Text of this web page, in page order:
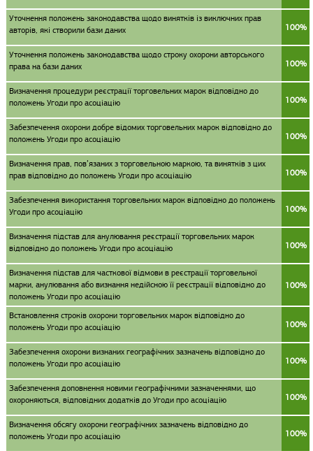
Уточнення положень законодавства щодо винятків із виключних прав
авторів, які створили бази даних
100%
Уточнення положень законодавства щодо строку охорони авторського
права на бази даних
100%
Визначення процедури реєстрації торговельних марок відповідно до
положень Угоди про асоціацію
100%
Забезпечення охорони добре відомих торговельних марок відповідно до
положень Угоди про асоціацію
100%
Визначення прав, пов’язаних з торговельною маркою, та винятків з цих
прав відповідно до положень Угоди про асоціацію
100%
Забезпечення використання торговельних марок відповідно до положень
Угоди про асоціацію
100%
Визначення підстав для анулювання реєстрації торговельних марок
відповідно до положень Угоди про асоціацію
100%
Визначення підстав для часткової відмови в реєстрації торговельної
марки, анулювання або визнання недійсною її реєстрації відповідно до
положень Угоди про асоціацію
100%
Встановлення строків охорони торговельних марок відповідно до
положень Угоди про асоціацію
100%
Забезпечення охорони визнаних географічних зазначень відповідно до
положень Угоди про асоціацію
100%
Забезпечення доповнення новими географічними зазначеннями, що
охороняються, відповідних додатків до Угоди про асоціацію
100%
Визначення обсягу охорони географічних зазначень відповідно до
положень Угоди про асоціацію
100%